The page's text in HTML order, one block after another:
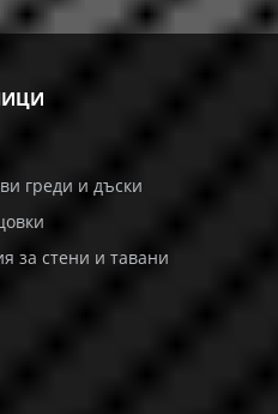
греди и дъски
за стени и тавани